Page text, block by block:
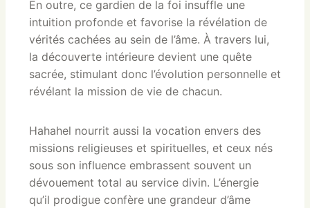
En outre, ce gardien de la foi insuffle une
intuition profonde et favorise la révélation de
vérités cachées au sein de l’âme. À travers lui,
la découverte intérieure devient une quête
sacrée, stimulant donc l’évolution personnelle et
révélant la mission de vie de chacun.
Hahahel nourrit aussi la vocation envers des
missions religieuses et spirituelles, et ceux nés
sous son influence embrassent souvent un
dévouement total au service divin. L’énergie
qu’il prodigue confère une grandeur d’âme